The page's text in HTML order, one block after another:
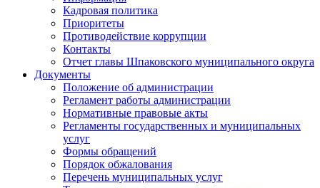
Кадровая политика
Приоритеты
Противодействие коррупции
Контакты
Отчет главы Шпаковского муниципального округа
Документы
Положение об администрации
Регламент работы администрации
Нормативные правовые акты
Регламенты государственных и муниципальных
услуг
Формы обращений
Порядок обжалования
Перечень муниципальных услуг